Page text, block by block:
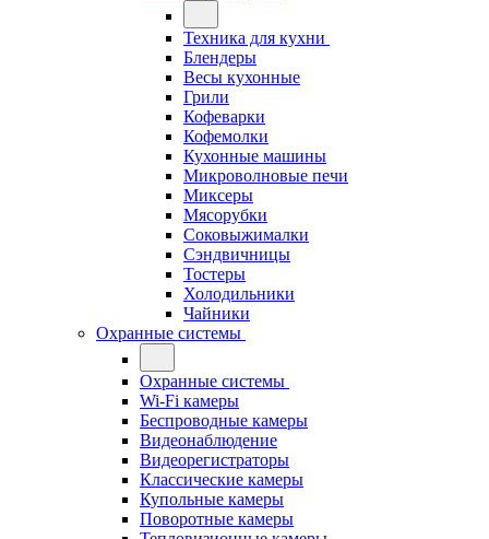
Техника для кухни
Блендеры
Весы кухонные
Грили
Кофеварки
Кофемолки
Кухонные машины
Микроволновые печи
Миксеры
Мясорубки
Соковыжималки
Сэндвичницы
Тостеры
Холодильники
Чайники
Охранные системы
Охранные системы
Wi-Fi камеры
Беспроводные камеры
Видеонаблюдение
Видеорегистраторы
Классические камеры
Купольные камеры
Поворотные камеры